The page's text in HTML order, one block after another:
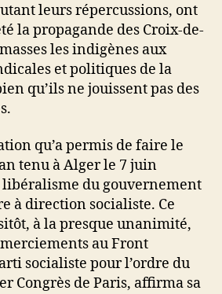
leurs répercussions, ont
la propagande des Croix-de-
les indigènes aux
et politiques de la
qu’ils ne jouissent pas des
qu’a permis de faire le
tenu à Alger le 7 juin
libéralisme du gouvernement
à direction socialiste. Ce
à la presque unanimité,
au Front
socialiste pour l’ordre du
Congrès de Paris, affirma sa